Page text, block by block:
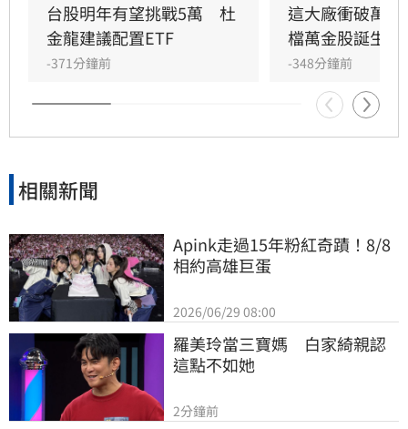
391.37點，漲幅1.99%，成交值2,233.5億元，資
金明顯轉向中小型電子與AI概念股，形成上市、
上櫃不同調格局。
台股明年有望挑戰5萬　杜
金龍建議配置ETF
-371分鐘前
這大廠衝破萬
檔萬金股誕生
-348分鐘前
相關新聞
Apink走過15年粉紅奇蹟！8/8
相約高雄巨蛋
2026/06/29 08:00
羅美玲當三寶媽　白家綺親認
這點不如她
2分鐘前